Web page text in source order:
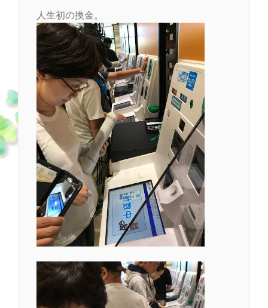
人生初の換金。